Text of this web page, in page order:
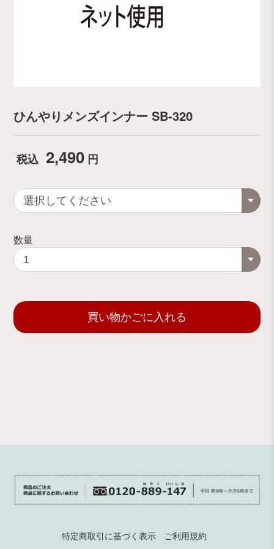
ひんやりメンズインナー SB-320
税込 2,490 円
数量
買い物かごに入れる
特定商取引に基づく表示
ご利用規約